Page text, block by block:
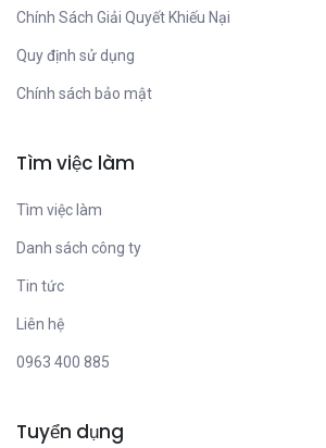
Chính Sách Giải Quyết Khiếu Nại
Quy định sử dụng
Chính sách bảo mật
Tìm việc làm
Tìm việc làm
Danh sách công ty
Tin tức
Liên hệ
0963 400 885
Tuyển dụng